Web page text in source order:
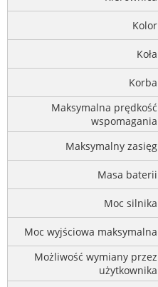
Kolor
Koła
Korba
Maksymalna prędkość
wspomagania
Maksymalny zasięg
Masa baterii
Moc silnika
Moc wyjściowa maksymalna
Możliwość wymiany przez
użytkownika